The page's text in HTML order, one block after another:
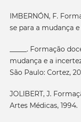
IMBERNÓN, F.
se para a mudança
_____. Formação
mudança e a
São Paulo: Cortez,
JOLIBERT, J.
Artes Médicas, 1994.